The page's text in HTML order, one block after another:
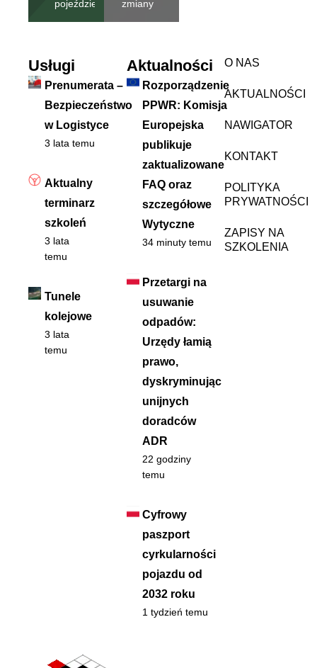
pojeździe
zmiany
Usługi
Prenumerata –
Bezpieczeństwo
w Logistyce
3 lata temu
Aktualny
terminarz
szkoleń
3 lata
temu
Tunele
kolejowe
3 lata
temu
Aktualności
Rozporządzenie
PPWR: Komisja
Europejska
publikuje
zaktualizowane
FAQ oraz
szczegółowe
Wytyczne
34 minuty temu
Przetargi na
usuwanie
odpadów:
Urzędy łamią
prawo,
dyskryminując
unijnych
doradców
ADR
22 godziny
temu
Cyfrowy
paszport
cyrkularności
pojazdu od
2032 roku
1 tydzień temu
O NAS
AKTUALNOŚCI
NAWIGATOR
KONTAKT
POLITYKA
PRYWATNOŚCI
ZAPISY NA
SZKOLENIA